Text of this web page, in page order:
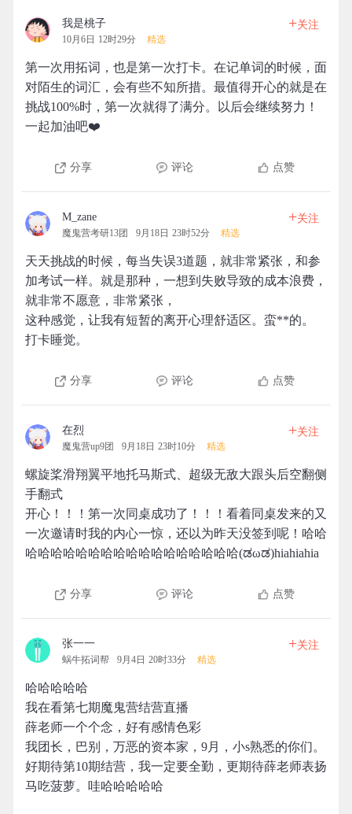
我是桃子
10月6日 12时29分 精选
+关注
第一次用拓词，也是第一次打卡。在记单词的时候，面
对陌生的词汇，会有些不知所措。最值得开心的就是在
挑战100%时，第一次就得了满分。以后会继续努力！
一起加油吧❤️
分享 评论 点赞
M_zane
魔鬼营考研13团 9月18日 23时52分 精选
+关注
天天挑战的时候，每当失误3道题，就非常紧张，和参
加考试一样。就是那种，一想到失败导致的成本浪费，
就非常不愿意，非常紧张，
这种感觉，让我有短暂的离开心理舒适区。蛮**的。
打卡睡觉。
分享 评论 点赞
在烈
魔鬼营up9团 9月18日 23时10分 精选
+关注
螺旋桨滑翔翼平地托马斯式、超级无敌大跟头后空翻侧
手翻式
开心！！！第一次同桌成功了！！！看着同桌发来的又
一次邀请时我的内心一惊，还以为昨天没签到呢！哈哈
哈哈哈哈哈哈哈哈哈哈哈哈哈哈哈哈哈(ಡωಡ)hiahiahia
分享 评论 点赞
张一一
蜗牛拓词帮 9月4日 20时33分 精选
+关注
哈哈哈哈哈
我在看第七期魔鬼营结营直播
薛老师一个个念，好有感情色彩
我团长，巴别，万恶的资本家，9月，小s熟悉的你们。
好期待第10期结营，我一定要全勤，更期待薛老师表扬
马吃菠萝。哇哈哈哈哈哈